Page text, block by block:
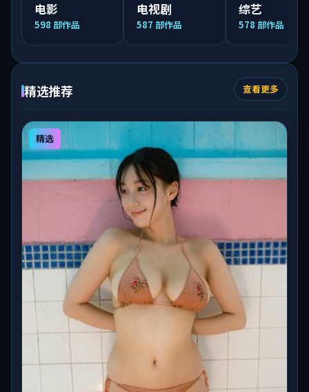
电影
598 部作品
电视剧
587 部作品
综艺
578 部作品
精选推荐 查看更多
精选